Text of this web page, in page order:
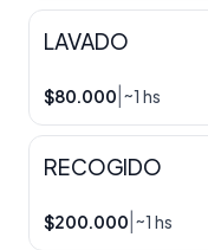
LAVADO
$80.000 ~1 hs
RECOGIDO
$200.000 ~1 hs